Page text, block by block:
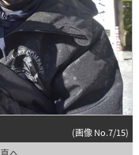
(画像 No.7/15)